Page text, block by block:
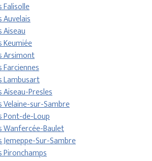
Falisolle
Auvelais
Aiseau
Keumiée
Arsimont
Farciennes
Lambusart
Aiseau-Presles
Velaine-sur-Sambre
Pont-de-Loup
Wanfercée-Baulet
Jemeppe-Sur-Sambre
Pironchamps